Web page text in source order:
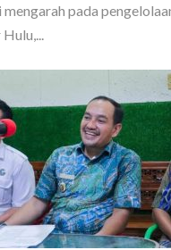
pada